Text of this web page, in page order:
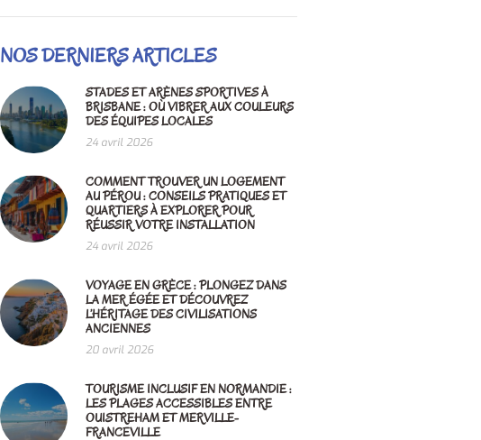
NOS DERNIERS ARTICLES
STADES ET ARÈNES SPORTIVES À
BRISBANE : OÙ VIBRER AUX COULEURS
DES ÉQUIPES LOCALES
24 avril 2026
COMMENT TROUVER UN LOGEMENT
AU PÉROU : CONSEILS PRATIQUES ET
QUARTIERS À EXPLORER POUR
RÉUSSIR VOTRE INSTALLATION
24 avril 2026
VOYAGE EN GRÈCE : PLONGEZ DANS
LA MER ÉGÉE ET DÉCOUVREZ
L’HÉRITAGE DES CIVILISATIONS
ANCIENNES
20 avril 2026
TOURISME INCLUSIF EN NORMANDIE :
LES PLAGES ACCESSIBLES ENTRE
OUISTREHAM ET MERVILLE-
FRANCEVILLE